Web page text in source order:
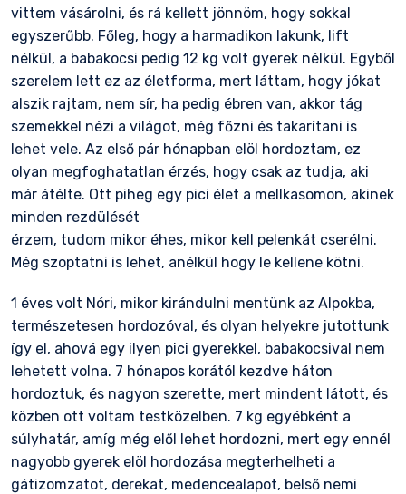
vittem vásárolni, és rá kellett jönnöm, hogy sokkal
egyszerűbb. Főleg, hogy a harmadikon lakunk, lift
nélkül, a babakocsi pedig 12 kg volt gyerek nélkül. Egyből
szerelem lett ez az életforma, mert láttam, hogy jókat
alszik rajtam, nem sír, ha pedig ébren van, akkor tág
szemekkel nézi a világot, még főzni és takarítani is
lehet vele. Az első pár hónapban elöl hordoztam, ez
olyan megfoghatatlan érzés, hogy csak az tudja, aki
már átélte. Ott piheg egy pici élet a mellkasomon, akinek
minden rezdülését
érzem, tudom mikor éhes, mikor kell pelenkát cserélni.
Még szoptatni is lehet, anélkül hogy le kellene kötni.
1 éves volt Nóri, mikor kirándulni mentünk az Alpokba,
természetesen hordozóval, és olyan helyekre jutottunk
így el, ahová egy ilyen pici gyerekkel, babakocsival nem
lehetett volna. 7 hónapos korától kezdve háton
hordoztuk, és nagyon szerette, mert mindent látott, és
közben ott voltam testközelben. 7 kg egyébként a
súlyhatár, amíg még elől lehet hordozni, mert egy ennél
nagyobb gyerek elöl hordozása megterhelheti a
gátizomzatot, derekat, medencealapot, belső nemi